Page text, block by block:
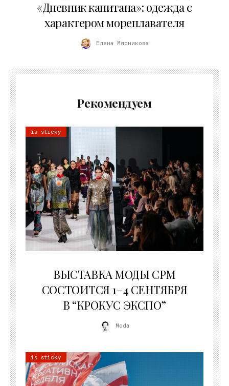
«Дневник капитана»: одежда с
характером мореплавателя
Елена Мясникова
Рекомендуем
is sticky
ВЫСТАВКА МОДЫ CPM
СОСТОИТСЯ 1–4 СЕНТЯБРЯ
В “КРОКУС ЭКСПО”
Moda
is sticky